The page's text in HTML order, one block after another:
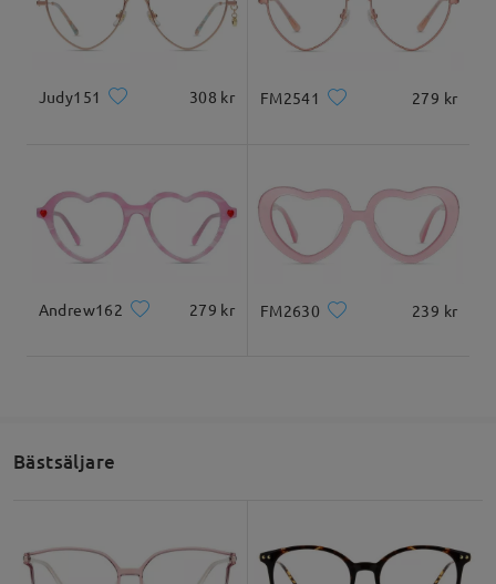
Levererad
Judy151 308 kr FM2541 279 kr
Andrew162 279 kr FM2630 239 kr
Bästsäljare